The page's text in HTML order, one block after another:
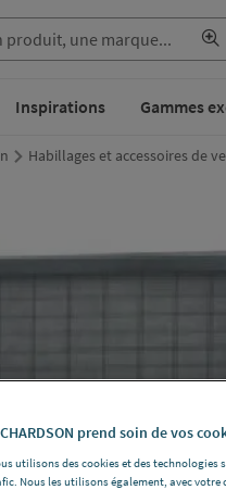
Inspirations Gammes
Habillages et accessoires de
prend soin de vos
utilisons des cookies et des
Nous les utilisons également, avec